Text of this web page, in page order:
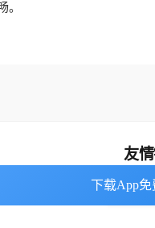
。
下载App免
下载App免
友
番茄